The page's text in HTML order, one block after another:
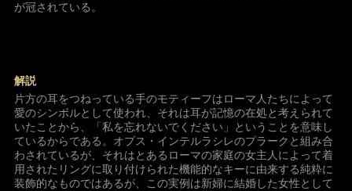
が冠されている。
解説
片方の耳をつねっている手のモティーフはローマ人たちによって
愛のシンボルとして使われ、それは耳が記憶の在処と考えられて
いたことから、「私を忘れないでください」ということを意味し
ているからである。オプス・インテルラシレのプラークと組み合
わされているが、それはとあるローマの家庭の女主人によって着
用されたリングに取り付けられた機能的なキーに由来する純粋に
装飾的なものではあるが、この実例は新婦に結婚した女性として